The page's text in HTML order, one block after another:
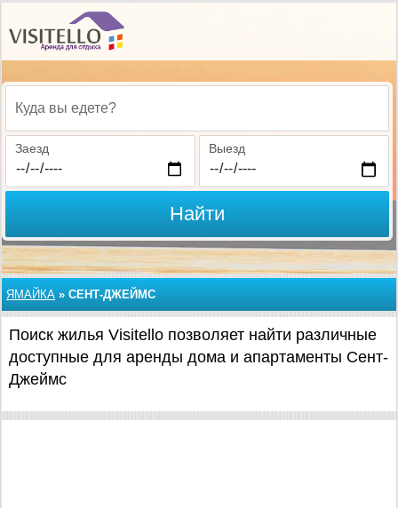
Куда вы едете?
Заезд Выезд
Найти
ЯМАЙКА » СЕНТ-ДЖЕЙМС
Поиск жилья Visitello позволяет найти различные
доступные для аренды дома и апартаменты Сент-
Джеймс